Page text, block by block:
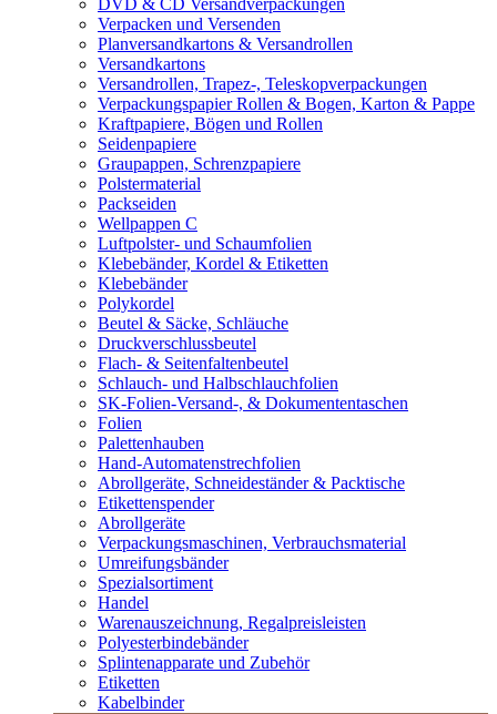
DVD & CD Versandverpackungen
Verpacken und Versenden
Planversandkartons & Versandrollen
Versandkartons
Versandrollen, Trapez-, Teleskopverpackungen
Verpackungspapier Rollen & Bogen, Karton & Pappe
Kraftpapiere, Bögen und Rollen
Seidenpapiere
Graupappen, Schrenzpapiere
Polstermaterial
Packseiden
Wellpappen C
Luftpolster- und Schaumfolien
Klebebänder, Kordel & Etiketten
Klebebänder
Polykordel
Beutel & Säcke, Schläuche
Druckverschlussbeutel
Flach- & Seitenfaltenbeutel
Schlauch- und Halbschlauchfolien
SK-Folien-Versand-, & Dokumententaschen
Folien
Palettenhauben
Hand-Automatenstrechfolien
Abrollgeräte, Schneideständer & Packtische
Etikettenspender
Abrollgeräte
Verpackungsmaschinen, Verbrauchsmaterial
Umreifungsbänder
Spezialsortiment
Handel
Warenauszeichnung, Regalpreisleisten
Polyesterbindebänder
Splintenapparate und Zubehör
Etiketten
Kabelbinder